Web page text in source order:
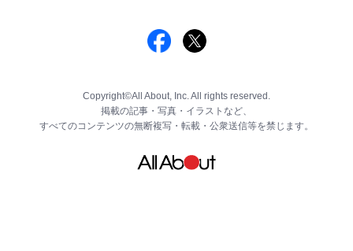
Copyright©All About, Inc. All rights reserved.
掲載の記事・写真・イラストなど、
すべてのコンテンツの無断複写・転載・公衆送信等を禁じます。